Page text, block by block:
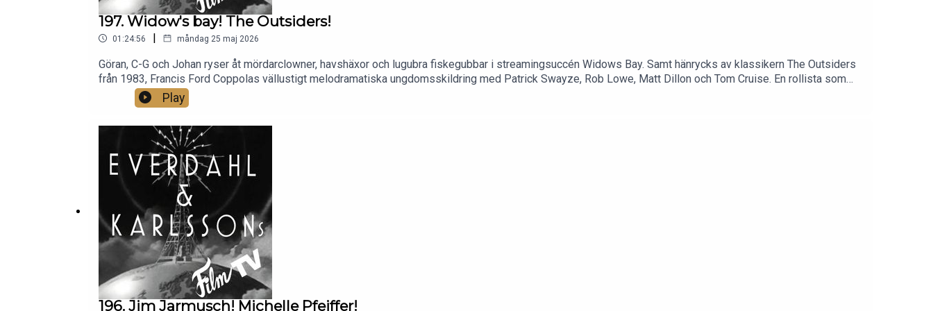
197. Widow's bay! The Outsiders!
01:24:56 | måndag 25 maj 2026
Göran, C-G och Johan ryser åt mördarclowner, havshäxor och lugubra fiskegubbar i streamingsuccén Widows Bay. Samt hänrycks av klassikern The Outsiders
från 1983, Francis Ford Coppolas vällustigt melodramatiska ungdomsskildring med Patrick Swayze, Rob Lowe, Matt Dillon och Tom Cruise. En rollista som
heter duga! Plus streamingthriller om våld via sexchatt, en aktuell biopremiär samt roliga fakta om frukt och grönt. Och STOPPA PRESSARNA!!! Johan avslöjar
Det Roligaste Som Finns!!! (Spoiler alert: omotiverat ursinne är svaret.)
Play
196. Jim Jarmusch! Michelle Pfeiffer!